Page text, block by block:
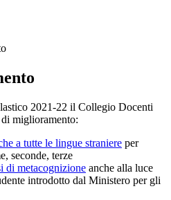
2021-22 il Collegio Docenti
miglioramento:
a tutte le lingue straniere per
seconde, terze
di metacognizione anche alla luce
introdotto dal Ministero per gli